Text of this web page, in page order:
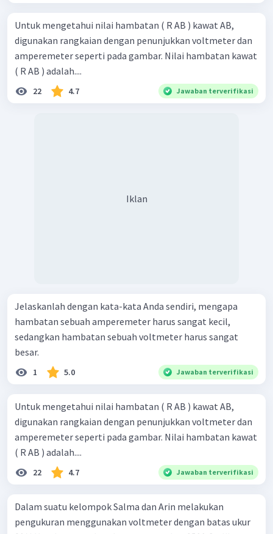
Untuk mengetahui nilai hambatan ( R AB ) kawat AB,
digunakan rangkaian dengan penunjukkan voltmeter dan
amperemeter seperti pada gambar. Nilai hambatan kawat
( R AB ) adalah....
22 4.7 Jawaban terverifikasi
Iklan
Jelaskanlah dengan kata-kata Anda sendiri, mengapa
hambatan sebuah amperemeter harus sangat kecil,
sedangkan hambatan sebuah voltmeter harus sangat
besar.
1 5.0 Jawaban terverifikasi
Untuk mengetahui nilai hambatan ( R AB ) kawat AB,
digunakan rangkaian dengan penunjukkan voltmeter dan
amperemeter seperti pada gambar. Nilai hambatan kawat
( R AB ) adalah....
22 4.7 Jawaban terverifikasi
Dalam suatu kelompok Salma dan Arin melakukan
pengukuran menggunakan voltmeter dengan batas ukur